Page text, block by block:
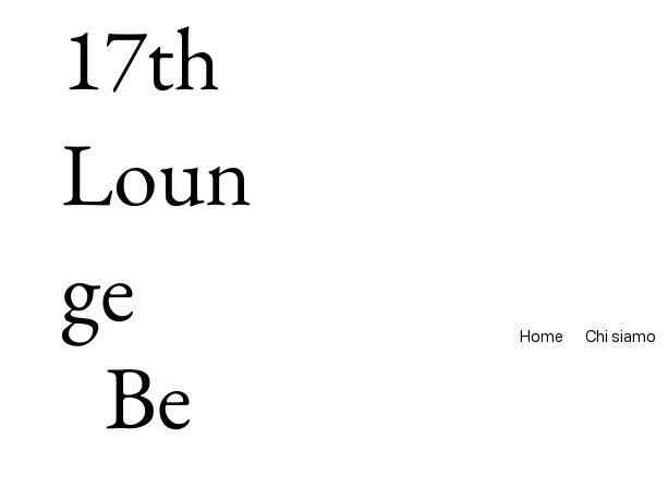
17th
Loun
ge
Be
Home Chi siamo